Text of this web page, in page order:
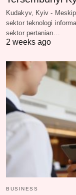
Kudakyv, Kyiv -
sektor teknologi
sektor pertanian…
2 weeks ago
BUSINESS